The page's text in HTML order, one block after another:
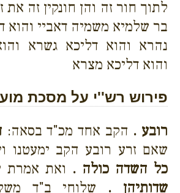
לתוך חור זה והן חונקין זה
בר שלמיא משמיה דאביי והוא
נהרא והוא דליכא גשרא
והוא דליכא מצרא
פירוש רש''י על מסכת
רובע . הקב אחד מכ"ד בסאה:
שאם זרע רובע הקב ימעטנו
כל השדה כולה . ואת אמרת
שדותיהן . שלוחי ב"ד